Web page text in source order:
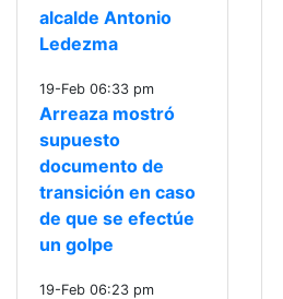
alcalde Antonio
Ledezma
19-Feb 06:33 pm
Arreaza mostró
supuesto
documento de
transición en caso
de que se efectúe
un golpe
19-Feb 06:23 pm